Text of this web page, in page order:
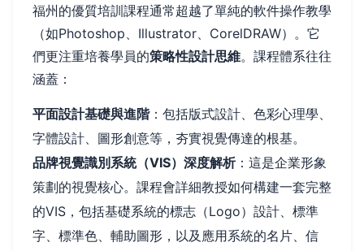
福州的優質培訓課程通常超越了單純的軟件操作教學
（如Photoshop、Illustrator、CorelDRAW）。它
們更注重培養學員的策略性設計思維。課程體系往往
涵蓋：
平面設計基礎與進階：包括版式設計、色彩心理學、
字體設計、圖形創意等，夯實視覺傳達的根基。
品牌視覺識別系統（VIS）深度解析：這是企業形象
策劃的視覺核心。課程會詳細教授如何構建一套完整
的VIS，包括基礎系統的標志（Logo）設計、標準
字、標準色、輔助圖形，以及應用系統的名片、信